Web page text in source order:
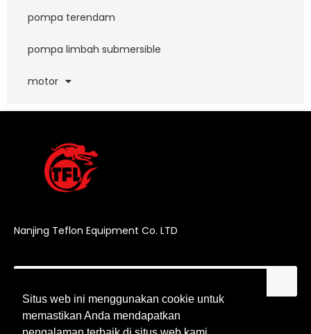
Situs web ini menggunakan cookie untuk
memastikan Anda mendapatkan
Situs web ini menggunakan cookie untuk
memastikan Anda mendapatkan
pompa terendam
pompa limbah submersible
motor
Nanjing Teflon Equipment Co. LTD